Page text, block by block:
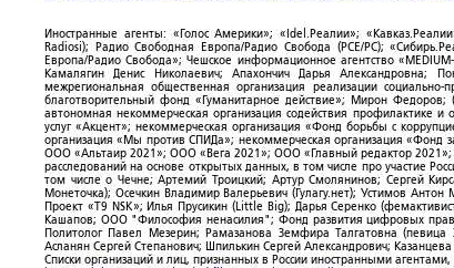
Иностранные агенты: «Голос Америки»; «Idel.Реалии»;
Radiosi); Радио Свободная Европа/Радио Свобода (PCE/PC);
Европа/Радио Свобода»; Чешское информационное агентство
Камалягин Денис Николаевич; Апахончич Дарья Александровна;
межрегиональная общественная организация реализации социально-
благотворительный фонд «Гуманитарное действие»; Мирон Федоров;
автономная некоммерческая организация содействия профилактике
услуг «Акцент»; некоммерческая организация «Фонд борьбы с
организация «Мы против СПИДа»; некоммерческая организация «Фонд
ООО «Альтаир 2021»; ООО «Вега 2021»; ООО «Главный редактор
расследований на основе открытых данных, в том числе про участие
том числе о Чечне; Артемий Троицкий; Артур Смолянинов; Сергей
Монеточка); Осечкин Владимир Валерьевич (Гулагу.нет); Устимов
Проект «T9 NSK»; Илья Прусикин (Little Big); Дарья Серенко
Кашапов; ООО "Философия ненасилия"; Фонд развития цифровых
Политолог Павел Мезерин; Рамазанова Земфира Талгатовна
Асланян Сергей Степанович; Шпилькин Сергей Александрович;
Списки организаций и лиц, признанных в России иностранными